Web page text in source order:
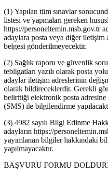
(1) Yapılan tüm sınavlar
listesi ve yapmaları gereken
https://personeltemin.msb.gov.tr
adaylara posta veya diğer iletişim
belgesi gönderilmeyecektir.
(2) Sağlık raporu ve güvenlik
tebligatları yazılı olarak posta
adaylar iletişim adreslerinin
olarak bildireceklerdir. Gerekli
belirttiği elektronik posta adresine
(SMS) ile bilgilendirme
(3) 4982 sayılı Bilgi Edinme
adayların https://
yayımlanan bilgiler hakkındaki
yapılmayacaktır.
BAŞVURU FORMU